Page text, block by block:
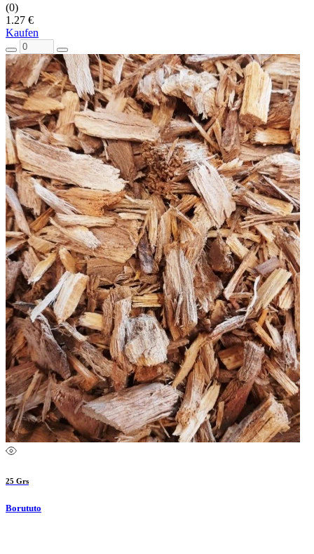
(0)
1.27 €
Kaufen
25 Grs
Borututo